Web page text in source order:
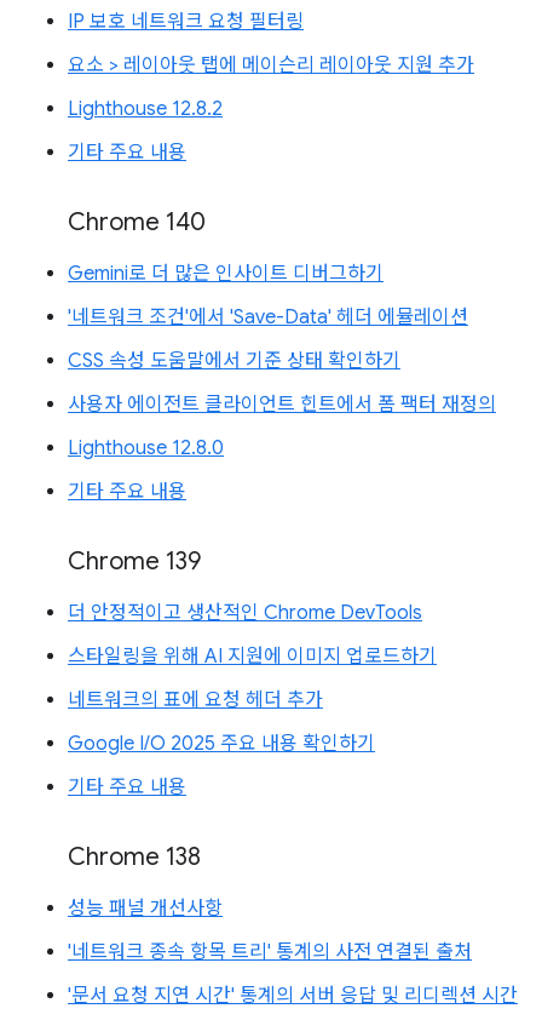
IP 보호 네트워크 요청 필터링
요소 > 레이아웃 탭에 메이슨리 레이아웃 지원 추가
Lighthouse 12.8.2
기타 주요 내용
Chrome 140
Gemini로 더 많은 인사이트 디버그하기
'네트워크 조건'에서 'Save-Data' 헤더 에뮬레이션
CSS 속성 도움말에서 기준 상태 확인하기
사용자 에이전트 클라이언트 힌트에서 폼 팩터 재정의
Lighthouse 12.8.0
기타 주요 내용
Chrome 139
더 안정적이고 생산적인 Chrome DevTools
스타일링을 위해 AI 지원에 이미지 업로드하기
네트워크의 표에 요청 헤더 추가
Google I/O 2025 주요 내용 확인하기
기타 주요 내용
Chrome 138
성능 패널 개선사항
'네트워크 종속 항목 트리' 통계의 사전 연결된 출처
'문서 요청 지연 시간' 통계의 서버 응답 및 리디렉션 시간